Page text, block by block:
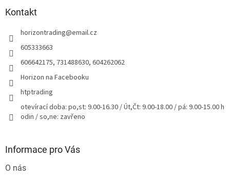
Kontakt
horizontrading@email.cz
605333663
606642175, 731488630, 604262062
Horizon na Facebooku
htptrading
otevírací doba: po,st: 9.00-16.30 / Út,Čt: 9.00-18.00 / pá: 9.00-15.00 h
odin / so,ne: zavřeno
Informace pro Vás
O nás